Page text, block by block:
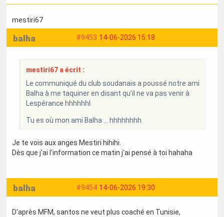
mestiri67
#9453 14-06-2026 15:18
balha
mestiri67 a écrit :
Le communiqué du club soudanais a poussé notre ami
Balha à me taquiner en disant qu’il ne va pas venir à
Lespérance hhhhhhl
Tu es où mon ami Balha … hhhhhhhh
Je te vois aux anges Mestiri hihihi.
Dès que j'ai l'information ce matin j'ai pensé à toi hahaha
#9454 14-06-2026 19:30
balha
D'après MFM, santos ne veut plus coaché en Tunisie,